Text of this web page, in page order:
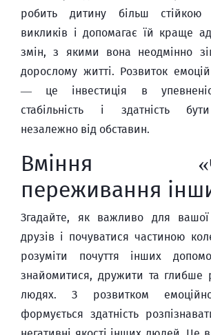
робить дитину більш
викликів і допомагає їй краще
змін, з якими вона неодмінно
дорослому житті. Розвиток
— це інвестиція в
стабільність і здатність
незалежно від обставин.
Вміння
переживання
Згадайте, як важливо для
друзів і почуватися частиною
розуміти почуття інших
знайомитися, дружити та глибше
людях. З розвитком
формується здатність